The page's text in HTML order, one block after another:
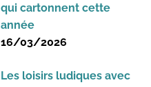
qui cartonnent cette
année
16/03/2026
Les loisirs ludiques avec